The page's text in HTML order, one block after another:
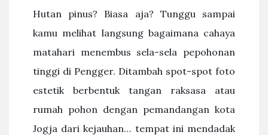
Hutan pinus? Biasa aja? Tunggu sampai
kamu melihat langsung bagaimana cahaya
matahari menembus sela-sela pepohonan
tinggi di Pengger. Ditambah spot-spot foto
estetik berbentuk tangan raksasa atau
rumah pohon dengan pemandangan kota
Jogja dari kejauhan… tempat ini mendadak